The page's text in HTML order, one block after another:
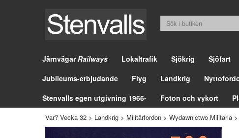
JärnvägarRailways Lokaltrafik Sjökrig Sjöfart
Jubileums-erbjudande
Flyg Landkrig
Stenvalls egen utgivning 1966-
Foton och vykort
Var? Vecka 32 > Landkrig > Militärfordon > Wydawnictwo Militaria >